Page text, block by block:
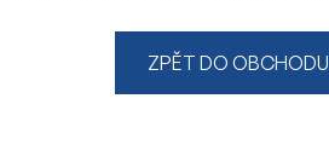
ZPĚT DO OBCHODU